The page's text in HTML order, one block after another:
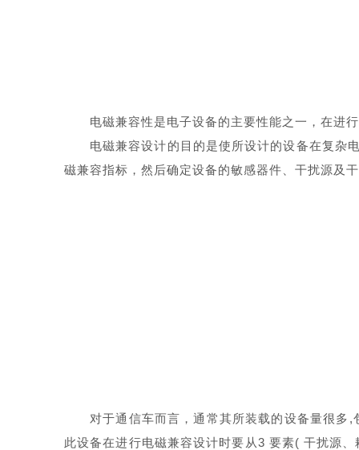
电磁兼容性是电子设备的主要性能之一，在进
电磁兼容设计的目的是使所设计的设备在复杂
磁兼容指标，然后确定设备的敏感器件、干扰源及
对于通信车而言，通常其所装载的设备量很多
此设备在进行电磁兼容设计时要从3 要素( 干扰源